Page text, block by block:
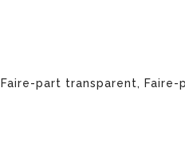
Faire-part transparent,